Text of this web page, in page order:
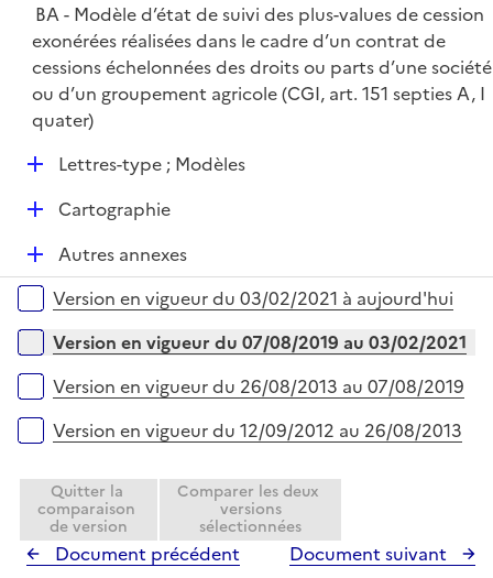
BA - Modèle d’état de suivi des plus-values de cession
exonérées réalisées dans le cadre d’un contrat de
cessions échelonnées des droits ou parts d’une société
ou d’un groupement agricole (CGI, art. 151 septies A, I
quater)
D
e
Lettres-type ; Modèles
D
p
e
Cartographie
D
é
p
e
Autres annexes
Versions sur la période
Version en vigueur du 03/02/2021 à aujourd'hui
Version en vigueur du 07/08/2019 au 03/02/2021
Version en vigueur du 26/08/2013 au 07/08/2019
Version en vigueur du 12/09/2012 au 26/08/2013
Quitter la
comparaison
de version
Comparer les deux
versions
sélectionnées
Document précédent Document suivant